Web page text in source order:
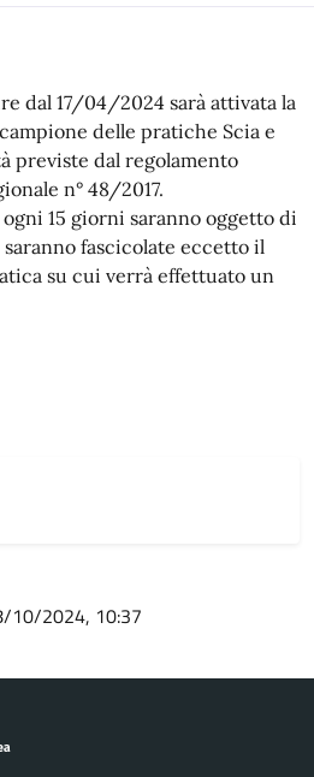
dal 17/04/2024 sarà attivata la
delle pratiche Scia e
previste dal regolamento
n° 48/2017.
15 giorni saranno oggetto di
fascicolate eccetto il
su cui verrà effettuato un
10/2024, 10:37